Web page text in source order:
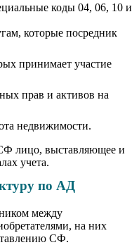
коды 04, 06, 10 и
которые посредник
принимает участие
прав и активов на
недвижимости.
лицо, выставляющее и
учета.
по АД
между
на них
СФ.